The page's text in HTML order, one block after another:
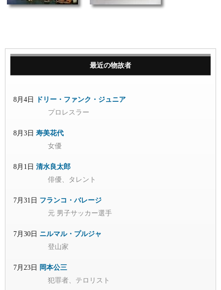
最近の物故者
8月4日
ドリー・ファンク・ジュニア
プロレスラー
8月3日 寿美花代
女優
8月1日 清水良太郎
俳優、タレント
7月31日 フランコ・バレージ
元 男子サッカー選手
7月30日 ニルマル・プルジャ
登山家
7月23日 岡本公三
犯罪者、テロリスト